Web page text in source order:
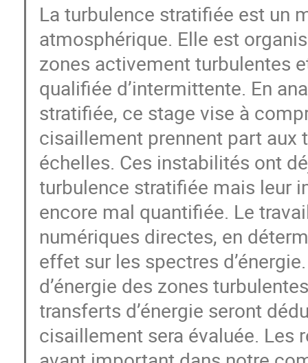
La turbulence stratifiée est un
atmosphérique. Elle est
zones activement turbulentes
qualifiée d’intermittente. En
stratifiée, ce stage vise à
cisaillement prennent part aux
échelles. Ces instabilités ont
turbulence stratifiée mais leur
encore mal quantifiée. Le
numériques directes, en
effet sur les spectres
d’énergie des zones
transferts d’énergie seront
cisaillement sera évaluée. Les